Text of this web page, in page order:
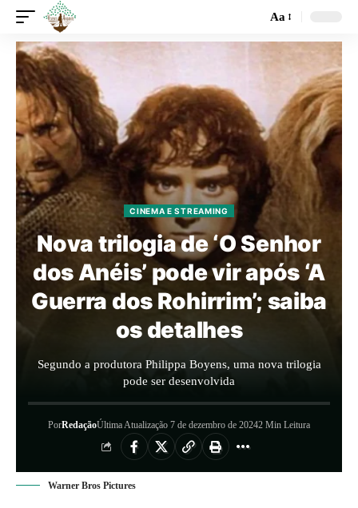
Aa
CINEMA E STREAMING
Nova trilogia de ‘O Senhor
dos Anéis’ pode vir após ‘A
Guerra dos Rohirrim’; saiba
os detalhes
Segundo a produtora Philippa Boyens, uma nova trilogia
pode ser desenvolvida
PorRedaçãoÚltima Atualização 7 de dezembro de 20242 Min Leitura
Warner Bros Pictures